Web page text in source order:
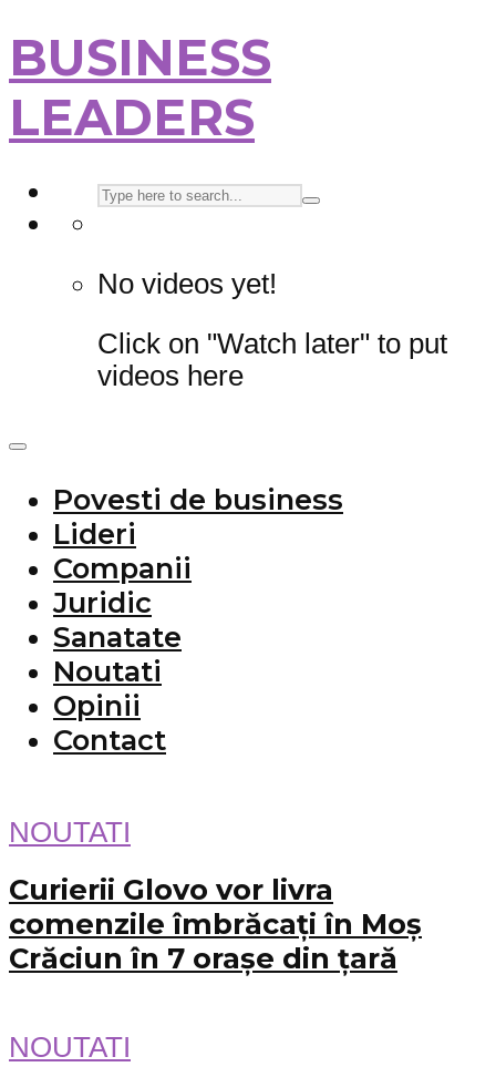
BUSINESS
LEADERS
No videos yet!
Click on "Watch later" to put
videos here
Povesti de business
Lideri
Companii
Juridic
Sanatate
Noutati
Opinii
Contact
NOUTATI
Curierii Glovo vor livra
comenzile îmbrăcați în Moș
Crăciun în 7 orașe din țară
NOUTATI